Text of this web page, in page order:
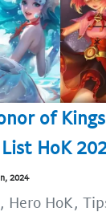
of
HoK
2024
Hero HoK,